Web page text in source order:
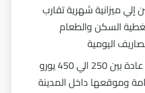
ميزانية شهرية تقارب
يورو لتغطية السكن والطعام
اليومية
تتراوح تكاليف السكن عادة بين 250 الي 450 يورو
وموقعها داخل المدينة